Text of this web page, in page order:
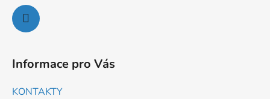
Informace pro Vás
KONTAKTY